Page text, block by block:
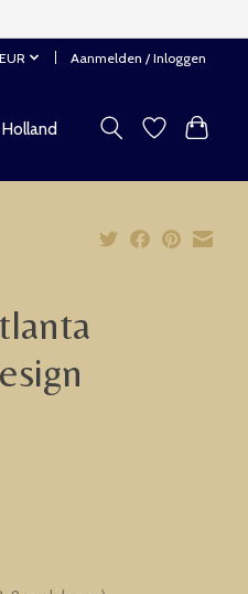
EUR Aanmelden / Inloggen